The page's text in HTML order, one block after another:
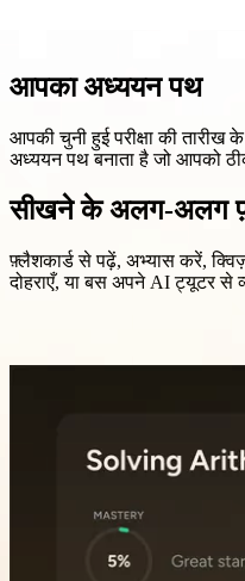
आपका अध्ययन पथ
आपकी चुनी हुई परीक्षा की
अध्ययन पथ बनाता है जो आपको
सीखने के अलग-अलग
फ़्लैशकार्ड से पढ़ें, अभ्यास करें,
दोहराएँ, या बस अपने AI ट्यूटर से